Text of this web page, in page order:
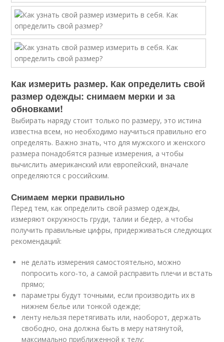
Как измерить размер. Как определить свой
размер одежды: снимаем мерки и за
обновками!
Выбирать наряду стоит только по размеру, это истина
известна всем, но необходимо научиться правильно его
определять. Важно знать, что для мужского и женского
размера понадобятся разные измерения, а чтобы
вычислить американский или европейский, вначале
определяются с российским.
Снимаем мерки правильно
Перед тем, как определить свой размер одежды,
измеряют окружность груди, талии и бедер, а чтобы
получить правильные цифры, придерживаться следующих
рекомендаций:
не делать измерения самостоятельно, можно
попросить кого-то, а самой расправить плечи и встать
прямо;
параметры будут точными, если производить их в
нижнем белье или тонкой одежде;
ленту нельзя перетягивать или, наоборот, держать
свободно, она должна быть в меру натянутой,
максимально приближенной к телу;